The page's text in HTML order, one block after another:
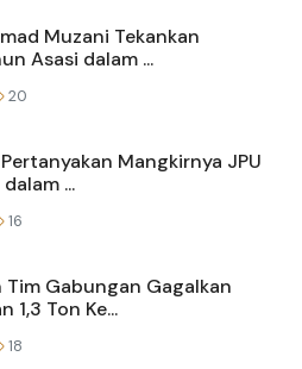
Muzani Tekankan
Asasi dalam ...
20
Mangkirnya JPU
...
16
Tim Gabungan Gagalkan
1,3 Ton Ke...
18